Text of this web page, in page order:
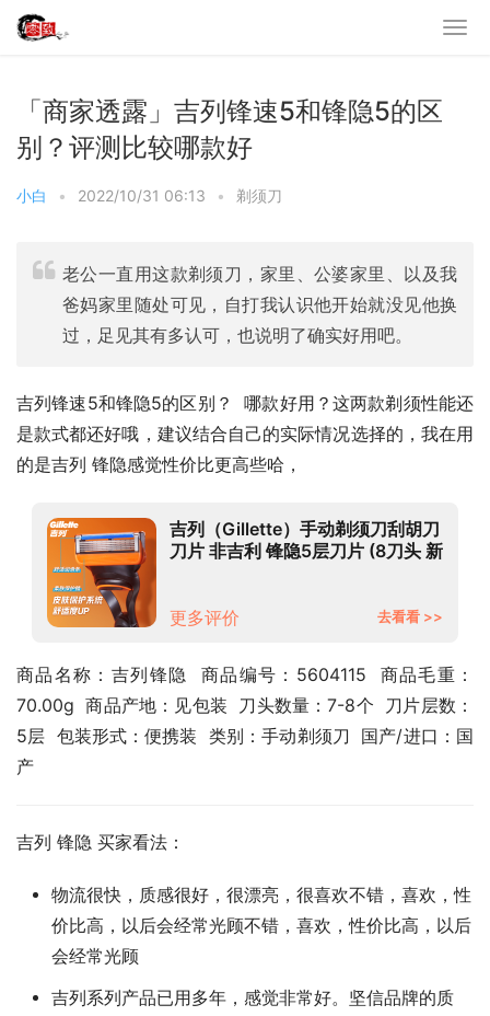
「商家透露」吉列锋速5和锋隐5的区
别？评测比较哪款好
小白 • 2022/10/31 06:13 • 剃须刀
老公一直用这款剃须刀，家里、公婆家里、以及我
爸妈家里随处可见，自打我认识他开始就没见他换
过，足见其有多认可，也说明了确实好用吧。
吉列锋速5和锋隐5的区别？  哪款好用？这两款剃须性能还
是款式都还好哦，建议结合自己的实际情况选择的，我在用
的是吉列 锋隐感觉性价比更高些哈，
吉列（Gillette）手动剃须刀刮胡刀
刀片 非吉利 锋隐5层刀片 (8刀头 新
更多评价 去看看 >>
商品名称：吉列锋隐  商品编号：5604115  商品毛重：
70.00g  商品产地：见包装  刀头数量：7-8个  刀片层数：
5层  包装形式：便携装  类别：手动剃须刀  国产/进口：国
产
吉列 锋隐 买家看法：
物流很快，质感很好，很漂亮，很喜欢不错，喜欢，性
价比高，以后会经常光顾不错，喜欢，性价比高，以后
会经常光顾
吉列系列产品已用多年，感觉非常好。坚信品牌的质